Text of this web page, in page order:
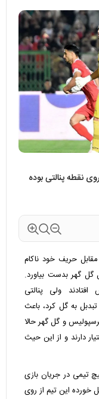
نقطه پنالتی بوده
حریف خود ناکام
گل گهر بدست بیاورد.
ولی پنالتی
به گل کرد، باعث
و گل گهر حالا
دارند و از این حیث
تیمی در جریان بازی
خورده این تیم از روی